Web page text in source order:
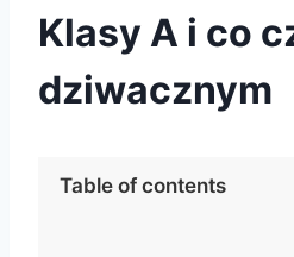
Klasy A i co
dziwacznym
Table of contents